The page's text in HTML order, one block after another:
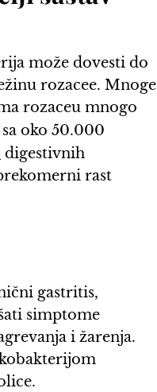
može dovesti do
rozacee. Mnoge
rozaceu mnogo
sa oko 50.000
digestivnih
rast
gastritis,
simptome
i žarenja.